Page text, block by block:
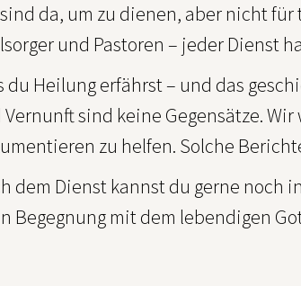
da, um zu dienen, aber nicht
und Pastoren – jeder Dienst
du Heilung erfährst – und das
Vernunft sind keine Gegensätze.
zu helfen. Solche
dem Dienst kannst du gerne noch
Begegnung mit dem lebendigen